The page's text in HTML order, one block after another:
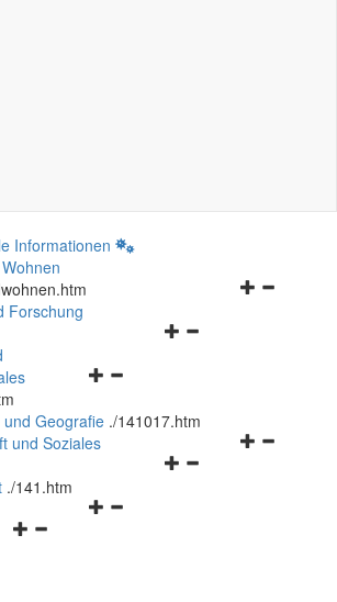
Informationen
Navigationsmenü
Forschung
Navigationsmenü
und
schließen
Geografie ./141017.htm
Navigationsmenü
und Soziales
Navigationsmenü
./141.htm
Navigationsmenü